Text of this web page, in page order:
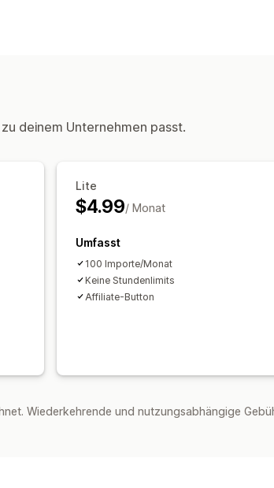
deinem Unternehmen passt.
Lite
$4.99/ Monat
Umfasst
100 Importe/Monat
Keine Stundenlimits
Affiliate-Button
Wiederkehrende und nutzungsabhängige